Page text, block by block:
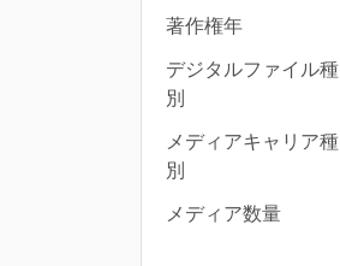
著作権年
デジタルファイル種
別
メディアキャリア種
別
メディア数量